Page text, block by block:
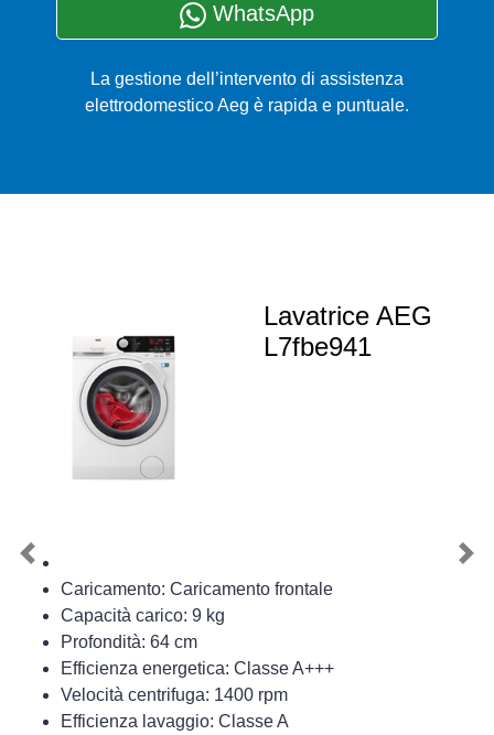
WhatsApp
La gestione dell’intervento di assistenza
elettrodomestico Aeg è rapida e puntuale.
Lavatrice AEG
L7fbe941
Caricamento: Caricamento frontale
Capacità carico: 9 kg
Profondità: 64 cm
Efficienza energetica: Classe A+++
Velocità centrifuga: 1400 rpm
Efficienza lavaggio: Classe A
Previous